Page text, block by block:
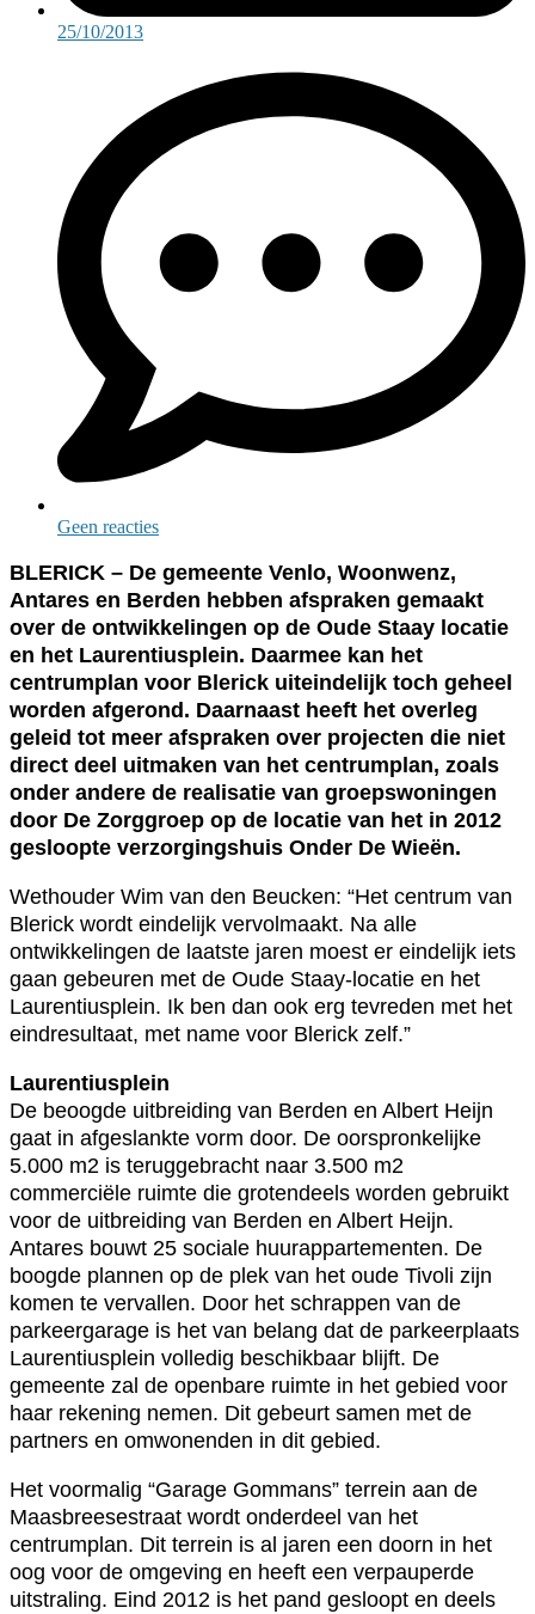
25/10/2013
Geen reacties
BLERICK – De gemeente Venlo, Woonwenz,
Antares en Berden hebben afspraken gemaakt
over de ontwikkelingen op de Oude Staay locatie
en het Laurentiusplein. Daarmee kan het
centrumplan voor Blerick uiteindelijk toch geheel
worden afgerond. Daarnaast heeft het overleg
geleid tot meer afspraken over projecten die niet
direct deel uitmaken van het centrumplan, zoals
onder andere de realisatie van groepswoningen
door De Zorggroep op de locatie van het in 2012
gesloopte verzorgingshuis Onder De Wieën.
Wethouder Wim van den Beucken: “Het centrum van
Blerick wordt eindelijk vervolmaakt. Na alle
ontwikkelingen de laatste jaren moest er eindelijk iets
gaan gebeuren met de Oude Staay-locatie en het
Laurentiusplein. Ik ben dan ook erg tevreden met het
eindresultaat, met name voor Blerick zelf.”
Laurentiusplein
De beoogde uitbreiding van Berden en Albert Heijn
gaat in afgeslankte vorm door. De oorspronkelijke
5.000 m2 is teruggebracht naar 3.500 m2
commerciële ruimte die grotendeels worden gebruikt
voor de uitbreiding van Berden en Albert Heijn.
Antares bouwt 25 sociale huurappartementen. De
boogde plannen op de plek van het oude Tivoli zijn
komen te vervallen. Door het schrappen van de
parkeergarage is het van belang dat de parkeerplaats
Laurentiusplein volledig beschikbaar blijft. De
gemeente zal de openbare ruimte in het gebied voor
haar rekening nemen. Dit gebeurt samen met de
partners en omwonenden in dit gebied.
Het voormalig “Garage Gommans” terrein aan de
Maasbreesestraat wordt onderdeel van het
centrumplan. Dit terrein is al jaren een doorn in het
oog voor de omgeving en heeft een verpauperde
uitstraling. Eind 2012 is het pand gesloopt en deels